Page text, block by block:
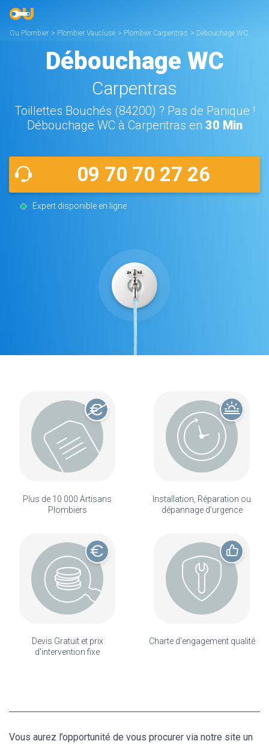
Ou Plombier > Plombier Vaucluse > Plombier Carpentras > Débouchage WC
Débouchage WC
Carpentras
Toillettes Bouchés (84200) ? Pas de Panique !
Débouchage WC à Carpentras en 30 Min
09 70 70 27 26
Expert disponible en ligne
Plus de 10 000 Artisans
Plombiers
Installation, Réparation ou
dépannage d'urgence
Devis Gratuit et prix
d'intervention fixe
Charte d'engagement qualité
Vous aurez l’opportunité de vous procurer via notre site un